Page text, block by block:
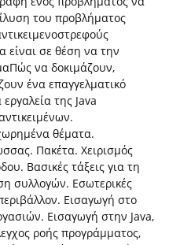
του προβλήματος
είναι σε θέση να την
να δοκιμάζουν,
ένα επαγγελματικό
της Java
θέματα.
Πακέτα. Χειρισμός
Βασικές τάξεις για τη
συλλογών. Εσωτερικές
Εισαγωγή στο
Εισαγωγή στην Java,
ροής προγράμματος,